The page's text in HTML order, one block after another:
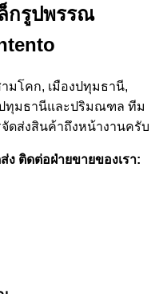
กรูปพรรณ
มโคก, เมืองปทุมธานี,
ทุมธานีและปริมณฑล ทีม
จัดส่งสินค้าถึงหน้างานครับ
ง ติดต่อฝ่ายขายของเรา: